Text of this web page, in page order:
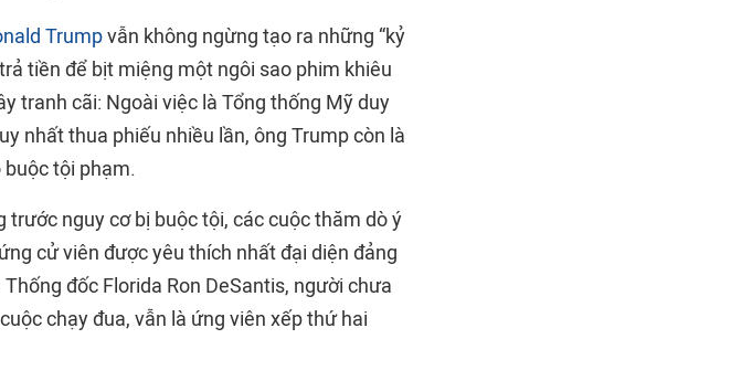
Trumpvẫn không ngừng tạo ra những “kỷ
tiền để bịt miệng một ngôi sao phim khiêu
tranh cãi: Ngoài việc là Tổng thống Mỹ duy
nhất thua phiếu nhiều lần, ông Trump còn là
tội phạm.
nguy cơ bị buộc tội, các cuộc thăm dò ý
cử viên được yêu thích nhất đại diện đảng
đốc Florida Ron DeSantis, người chưa
chạy đua, vẫn là ứng viên xếp thứ hai